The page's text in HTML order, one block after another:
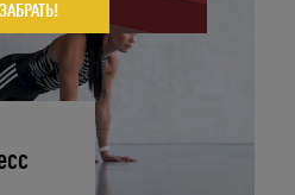
ЗАБРАТЬ!